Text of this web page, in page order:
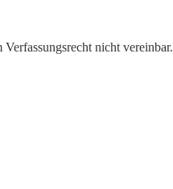
nicht vereinbar.